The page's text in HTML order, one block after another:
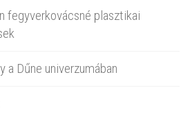
fegyverkovácsné plasztikai
a Dűne univerzumában